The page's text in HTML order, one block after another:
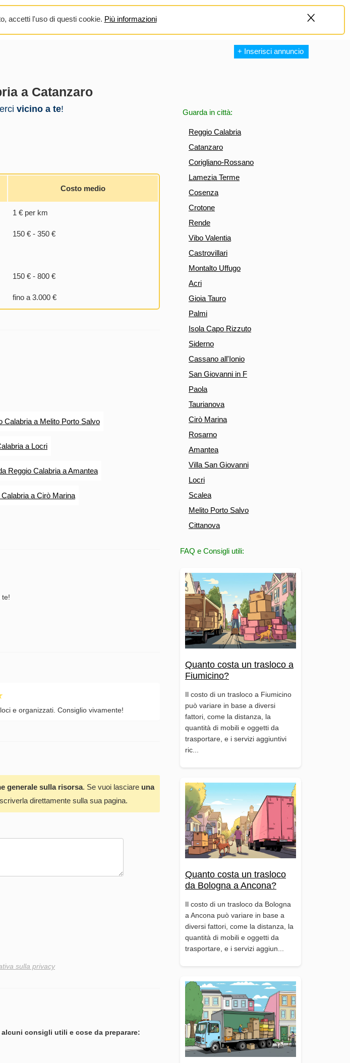
accetti l'uso di questi cookie. Più informazioni
+
+ Inserisci annuncio
Guarda in città:
Reggio Calabria
Catanzaro
Corigliano-Rossano
Lamezia Terme
Cosenza
Crotone
Rende
Vibo Valentia
Castrovillari
Montalto Uffugo
Acri
Gioia Tauro
Palmi
Isola Capo Rizzuto
Siderno
Cassano all'Ionio
San Giovanni in F
Paola
Taurianova
Cirò Marina
Rosarno
Amantea
Villa San Giovanni
Locri
Scalea
Melito Porto Salvo
Cittanova
FAQ e Consigli utili:
Quanto costa un trasloco a
Fiumicino?
Il costo di un trasloco a Fiumicino
può variare in base a diversi
fattori, come la distanza, la
quantità di mobili e oggetti da
trasportare, e i servizi aggiuntivi
ric...
Quanto costa un trasloco
da Bologna a Ancona?
Il costo di un trasloco da Bologna
a Ancona può variare in base a
diversi fattori, come la distanza, la
quantità di mobili e oggetti da
trasportare, e i servizi aggiun...
a Catanzaro
vicino a te!
Costo medio
1 € per km
150 € - 350 €
150 € - 800 €
fino a 3.000 €
Calabria a Melito Porto Salvo
a Locri
Reggio Calabria a Amantea
a Cirò Marina
te!
e organizzati. Consiglio vivamente!
generale sulla risorsa. Se vuoi lasciare una
direttamente sulla sua pagina.
sulla privacy
consigli utili e cose da preparare: